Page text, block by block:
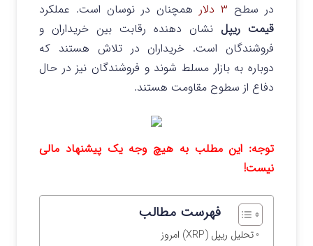
در سطح ۳ دلار
همچنان در نوسان است. عملکرد
قیمت ریپل نشان دهنده رقابت بین خریداران و
فروشندگان است. خریداران در تلاش هستند که
دوباره به بازار مسلط شوند و فروشندگان نیز در حال
دفاع از سطوح مقاومت هستند.
توجه: این مطلب به هیچ وجه یک پیشنهاد مالی
نیست!
فهرست مطالب
تحلیل ریپل (XRP) امروز